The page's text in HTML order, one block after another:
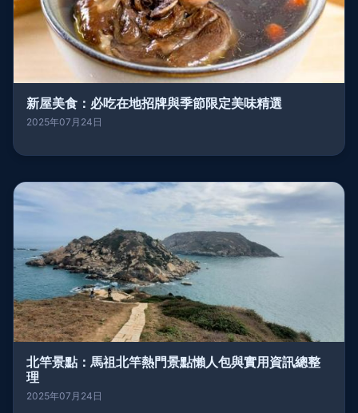
新屋美食：必吃在地招牌與季節限定美味精選
2025年07月24日
北竿景點：馬祖北竿熱門景點懶人包與實用資訊總整
理
2025年07月24日